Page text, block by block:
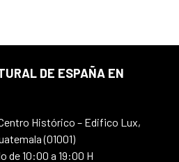
DE ESPAÑA EN
Histórico – Edifico Lux,
(01001)
de 10:00 a 19:00 H